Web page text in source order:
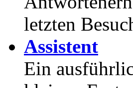
letzten
Assistent
Ein